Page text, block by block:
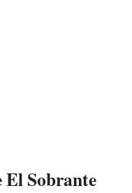
El Sobrante